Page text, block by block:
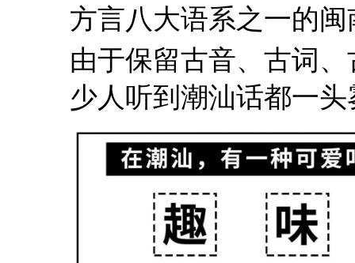
方言八大语系之一的
由于保留古音、古词
少人听到潮汕话都一头